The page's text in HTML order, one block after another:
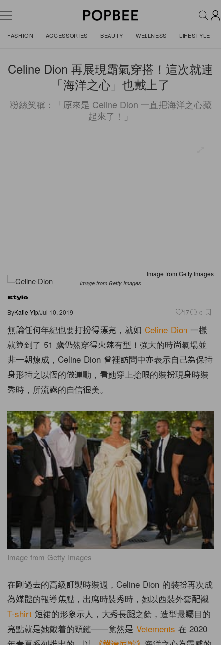
FASHION ACCESSORIES BEAUTY WELLNESS LIFESTYLE
Celine Dion 再展現霸氣穿搭！這次就連
「海洋之心」也戴上了
粉絲笑稱：「原來是 Celine Dion 一直把海洋之心藏
起來了！」
Image from Getty Images
Image from Getty Images
Style
ByKatie Yip/Jul 10, 2019 17 0
無論任何年紀也要打扮得漂亮，就如 Celine Dion 一樣
就算到了 51 歲仍然穿得火辣有型！強大的時尚氣場並
非一朝煉成， Celine Dion 曾裡訪問中亦表示自己為保持
身形持之以恆的做運動，看她穿上搶眼的裝扮現身時裝
秀時，所流露的自信很美。
Image from Getty Images
在剛過去的高級訂製時裝週， Celine Dion 的裝扮再次成
為媒體的報導焦點，出席時裝秀時，她以西裝外套配襯
T-shirt 短裙的形象示人，大秀長腿之餘，造型最矚目的
亮點就是她戴着的頸鏈——竟然是 Vetements 在 2020